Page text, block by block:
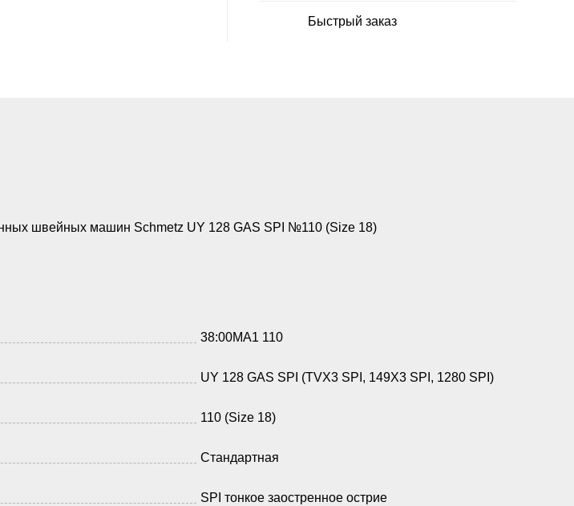
Быстрый заказ
швейных машин Schmetz UY 128 GAS SPI №110 (Size 18)
38:00MA1 110
UY 128 GAS SPI (TVX3 SPI, 149X3 SPI, 1280 SPI)
110 (Size 18)
Стандартная
SPI тонкое заостренное острие